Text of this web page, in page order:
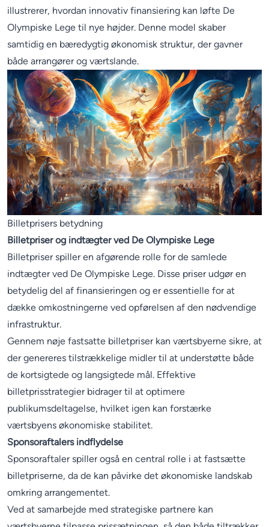
illustrerer, hvordan innovativ finansiering kan løfte De
Olympiske Lege til nye højder. Denne model skaber
samtidig en bæredygtig økonomisk struktur, der gavner
både arrangører og værtslande.
Billetprisers betydning
Billetpriser og indtægter ved De Olympiske Lege
Billetpriser spiller en afgørende rolle for de samlede
indtægter ved De Olympiske Lege. Disse priser udgør en
betydelig del af finansieringen og er essentielle for at
dække omkostningerne ved opførelsen af den nødvendige
infrastruktur.
Gennem nøje fastsatte billetpriser kan værtsbyerne sikre, at
der genereres tilstrækkelige midler til at understøtte både
de kortsigtede og langsigtede mål. Effektive
billetprisstrategier bidrager til at optimere
publikumsdeltagelse, hvilket igen kan forstærke
værtsbyens økonomiske stabilitet.
Sponsoraftalers indflydelse
Sponsoraftaler spiller også en central rolle i at fastsætte
billetpriserne, da de kan påvirke det økonomiske landskab
omkring arrangementet.
Ved at samarbejde med strategiske partnere kan